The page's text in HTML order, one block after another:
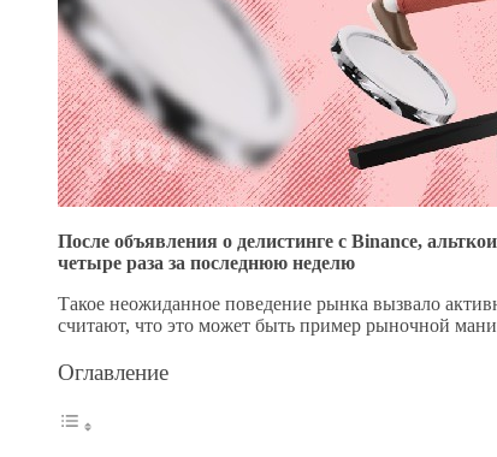
После объявления о делистинге с Binance,
четыре раза за последнюю неделю
Такое неожиданное поведение рынка вызвало
считают, что это может быть пример рыночной
Оглавление